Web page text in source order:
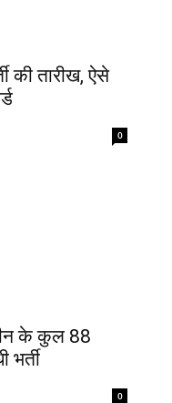
की तारीख, ऐसे
0
के कुल 88
भर्ती
0